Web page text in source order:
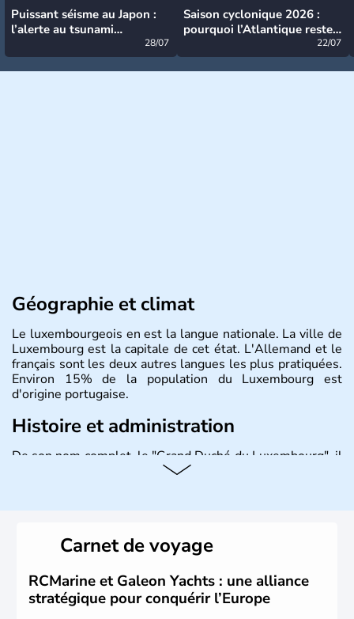
Puissant séisme au Japon :
l’alerte au tsunami
28/07
Saison cyclonique 2026 :
pourquoi l’Atlantique reste
22/07
Géographie et climat
Le luxembourgeois en est la langue nationale. La ville de
Luxembourg est la capitale de cet état. L'Allemand et le
français sont les deux autres langues les plus pratiquées.
Environ 15% de la population du Luxembourg est
d'origine portugaise.
Histoire et administration
De son nom complet, le "Grand Duché du Luxembourg", il
s'agit d'un état de l'Union Européenne situé entre
sous forme de monarchie constitutionnelle. Près de la
moitié de la richesse de l'état du Luxembourg provient
des ressources générées par l'activité financière.
Carnet de voyage
RCMarine et Galeon Yachts : une alliance
stratégique pour conquérir l’Europe